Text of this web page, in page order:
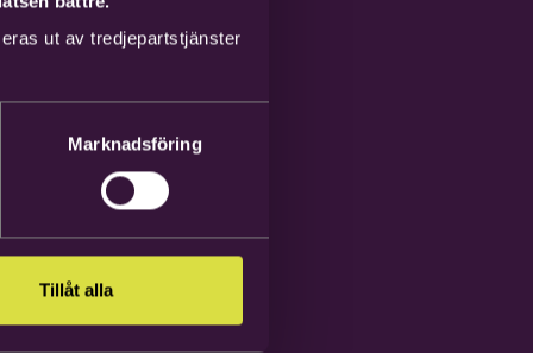
ut av tredjepartstjänster
Marknadsföring
Tillåt alla